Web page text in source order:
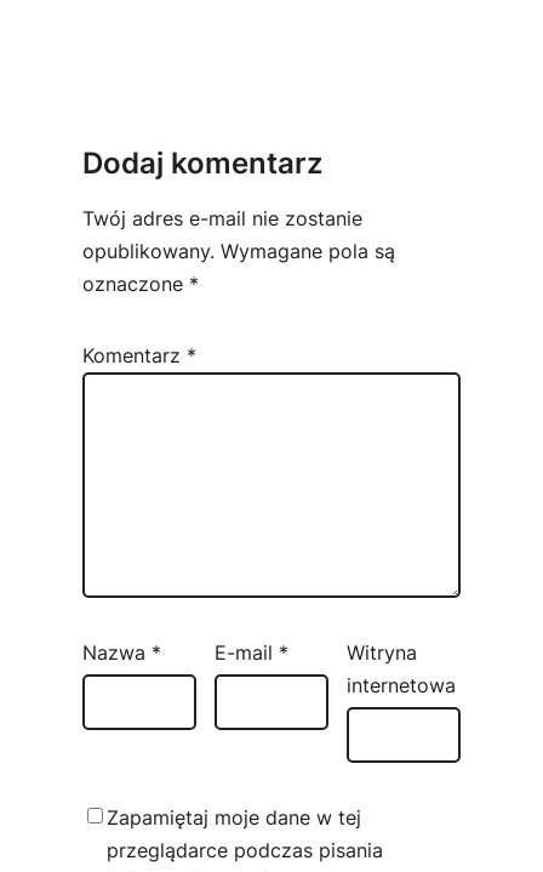
Dodaj komentarz
Twój adres e-mail nie zostanie
opublikowany. Wymagane pola są
oznaczone *
Komentarz *
Nazwa * E-mail *
Witryna
internetowa
Zapamiętaj moje dane w tej
przeglądarce podczas pisania